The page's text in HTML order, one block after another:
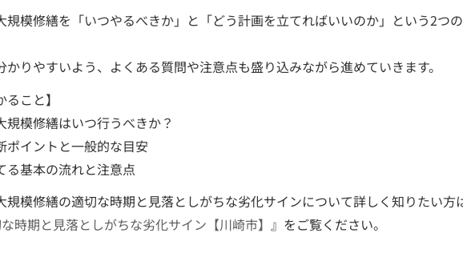
規模修繕を「いつやるべきか」と「どう計画を立てればいいのか」という2つ
りやすいよう、よくある質問や注意点も盛り込みながら進めていきます。
ること】
規模修繕はいつ行うべきか？
ポイントと一般的な目安
る基本の流れと注意点
模修繕の適切な時期と見落としがちな劣化サインについて詳しく知りたい方
時期と見落としがちな劣化サイン【川崎市】 』をご覧ください。